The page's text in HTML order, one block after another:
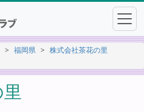
福岡県
株式会社茶花の里